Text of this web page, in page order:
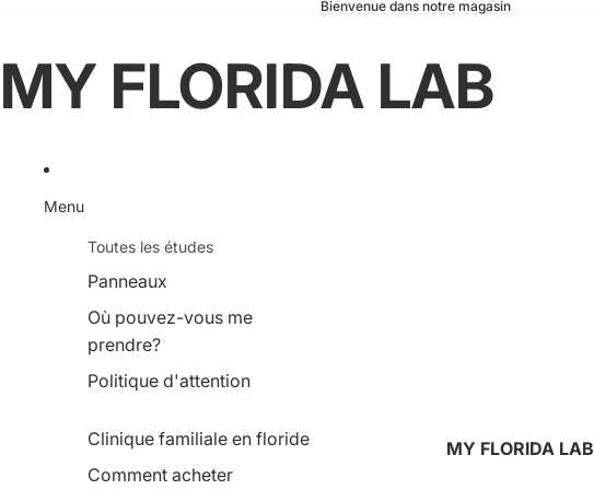
Bienvenue dans notre magasin
MY FLORIDA LAB
Menu
Toutes les études
Panneaux
Où pouvez-vous me
prendre?
Politique d'attention
Clinique familiale en floride
Comment acheter
MY FLORIDA LAB